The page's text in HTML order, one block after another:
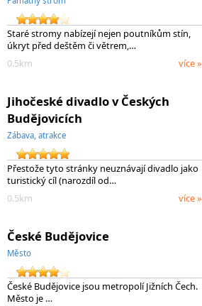
Staré stromy nabízejí nejen poutníkům stín,
úkryt před deštěm či větrem,…
0.5km
více »
Jihočeské divadlo v Českých
Budějovicích
Zábava, atrakce
Přestože tyto stránky neuznávají divadlo jako
turistický cíl (narozdíl od…
0.5km
více »
České Budějovice
Město
České Budějovice jsou metropolí Jižních Čech.
Město je …